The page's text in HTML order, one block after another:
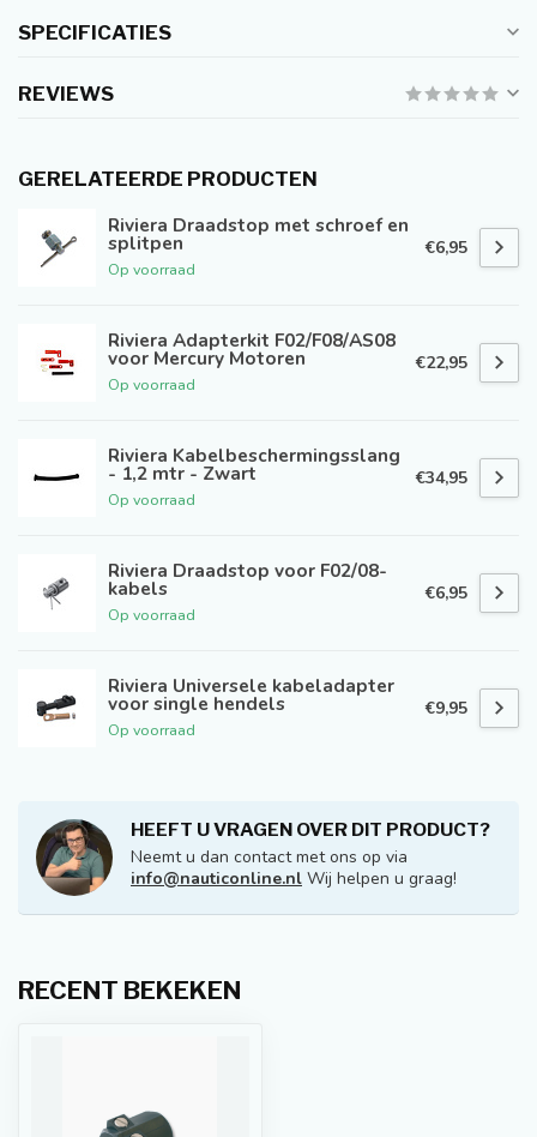
SPECIFICATIES
REVIEWS
GERELATEERDE PRODUCTEN
Riviera Draadstop met schroef en
splitpen
Op voorraad
€6,95
Riviera Adapterkit F02/F08/AS08
voor Mercury Motoren
Op voorraad
€22,95
Riviera Kabelbeschermingsslang
- 1,2 mtr - Zwart
Op voorraad
€34,95
Riviera Draadstop voor F02/08-
kabels
Op voorraad
€6,95
Riviera Universele kabeladapter
voor single hendels
Op voorraad
€9,95
HEEFT U VRAGEN OVER DIT PRODUCT?
Neemt u dan contact met ons op via
info@nauticonline.nl Wij helpen u graag!
RECENT BEKEKEN